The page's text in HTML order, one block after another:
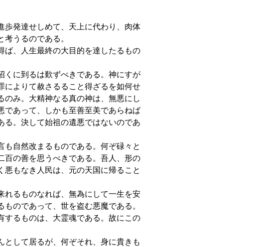
発達せしめて、天上に代わり、肉体
うるのである。
、人生最終の大目的を達したるもの
に到るは歎ずべきである。神にすが
によりて赦さるること得ざるを如何せ
のみ。大精神なる真の神は、無悪にし
であって、しかも至善至美であらねば
る。決して始祖の遺悪ではないのであ
自然改まるものである。何ぞ碌々と
百の善を思うべきである。吾人、形の
悪もなき人民は、元の天国に帰ること
るものなれば、無為にして一生を安
のであって、世を盗む悪魔である。
するものは、大霊魂である。故にこの
して居るが、何ぞそれ、身に貴きも